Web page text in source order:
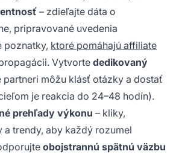
– zdieľajte dáta o
pripravované uvedenia
poznatky, ktoré pomáhajú affiliate
Vytvorte dedikovaný
partneri môžu klásť otázky a dostať
je reakcia do 24–48 hodín).
prehľady výkonu – kliky,
trendy, aby každý rozumel
obojstrannú spätnú väzbu